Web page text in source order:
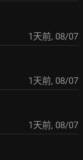
1天前, 08/07
1天前, 08/07
1天前, 08/07